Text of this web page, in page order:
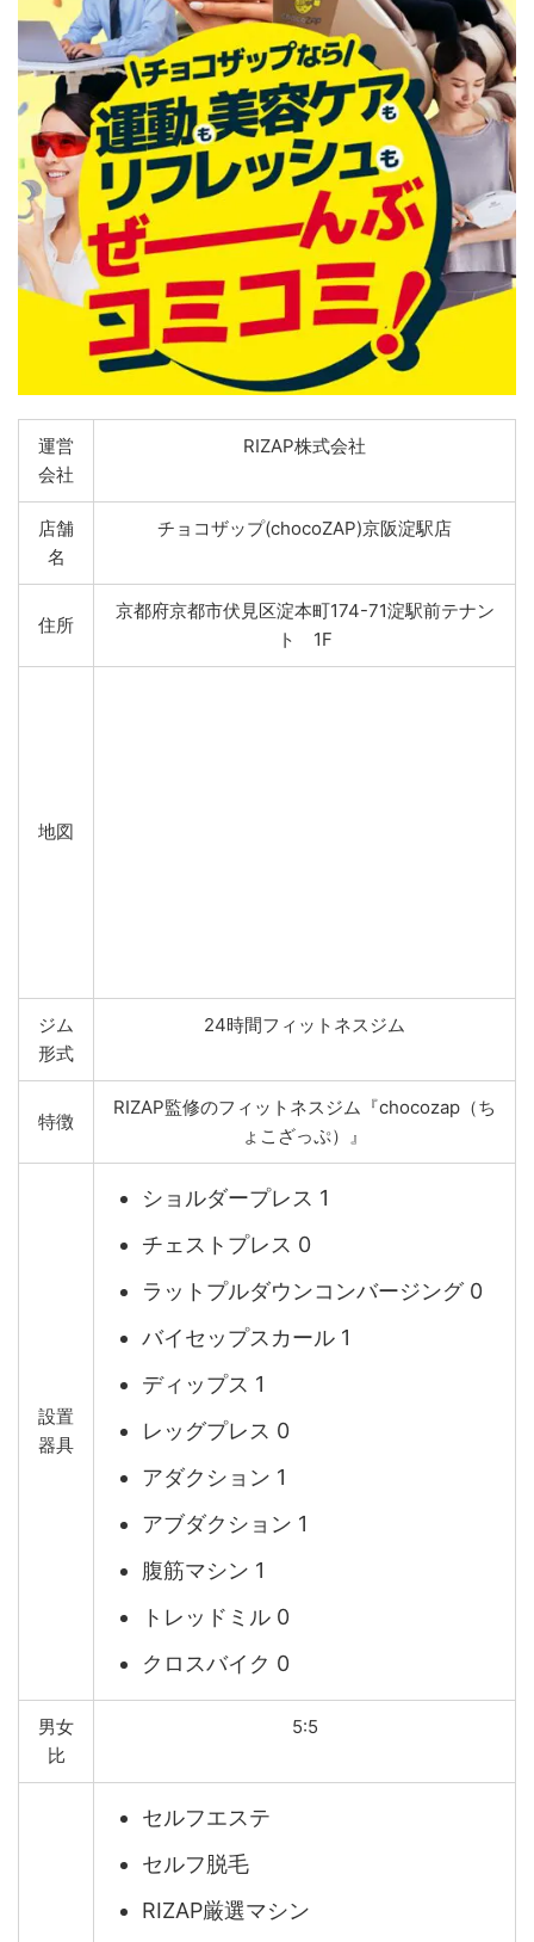
運営
会社
RIZAP株式会社
店舗
名
チョコザップ(chocoZAP)京阪淀駅店
住所
京都府京都市伏見区淀本町174-71淀駅前テナン
ト 1F
地図
ジム
形式
24時間フィットネスジム
特徴
RIZAP監修のフィットネスジム『chocozap（ち
ょこざっぷ）』
設置
器具
ショルダープレス 1
チェストプレス 0
ラットプルダウンコンバージング 0
バイセップスカール 1
ディップス 1
レッグプレス 0
アダクション 1
アブダクション 1
腹筋マシン 1
トレッドミル 0
クロスバイク 0
男女
比
5:5
セルフエステ
セルフ脱毛
RIZAP厳選マシン